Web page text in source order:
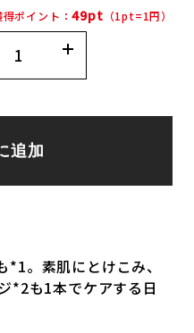
得ポイント：49pt （1pt=1円）
追加
。素肌にとけこみ、
*2も1本でケアする日